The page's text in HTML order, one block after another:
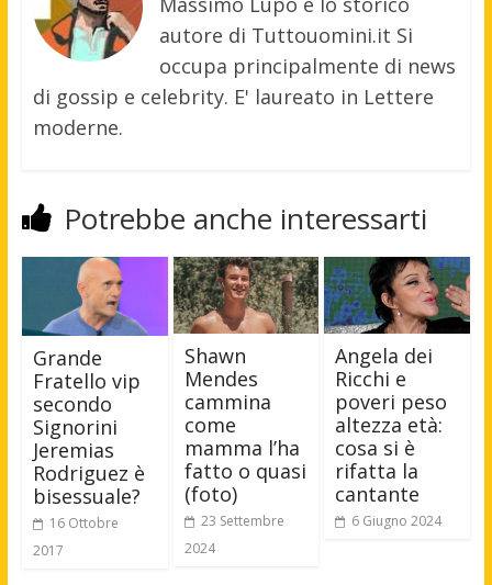
autore di Tuttouomini.it Si
occupa principalmente di news
di gossip e celebrity. E' laureato in Lettere
moderne.
Potrebbe anche interessarti
Grande
Fratello vip
secondo
Signorini
Jeremias
Rodriguez è
bisessuale?
16 Ottobre
2017
Shawn
Mendes
cammina
come
mamma l’ha
fatto o quasi
(foto)
23 Settembre
2024
Angela dei
Ricchi e
poveri peso
altezza età:
cosa si è
rifatta la
cantante
6 Giugno 2024